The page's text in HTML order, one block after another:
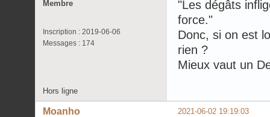
Membre
Inscription : 2019-06-06
Messages : 174
"Les dégâts
force."
Donc, si on est
rien ?
Mieux vaut un
Hors ligne
2021-06-02 19:19:03
Moanho